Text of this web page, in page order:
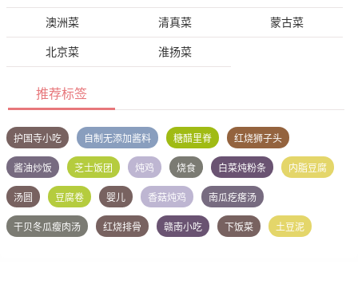
澳洲菜 清真菜 蒙古菜
北京菜 淮扬菜
推荐标签
护国寺小吃 自制无添加酱料 糖醋里脊 红烧狮子头
酱油炒饭 芝士饭团 炖鸡 烧食 白菜炖粉条 内脂豆腐
汤圆 豆腐卷 婴儿 香菇炖鸡 南瓜疙瘩汤
干贝冬瓜瘦肉汤 红烧排骨 赣南小吃 下饭菜 土豆泥